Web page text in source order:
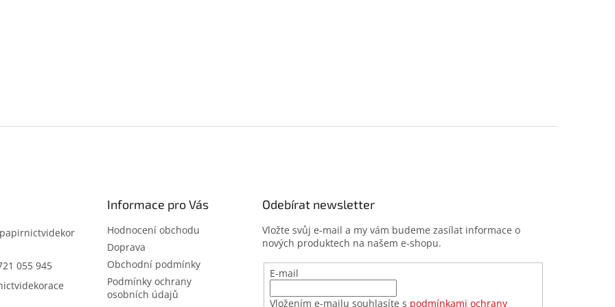
papirnictvidekor
055 945
Informace pro Vás
Hodnocení obchodu
Doprava
Obchodní podmínky
Podmínky ochrany
osobních údajů
Odebírat newsletter
Vložte svůj e-mail a my vám budeme zasílat informace o
nových produktech na našem e-shopu.
E-mail
Vložením e-mailu souhlasíte s podmínkami ochrany